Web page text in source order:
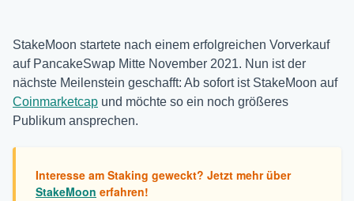
StakeMoon startete nach einem erfolgreichen Vorverkauf
auf PancakeSwap Mitte November 2021. Nun ist der
nächste Meilenstein geschafft: Ab sofort ist StakeMoon auf
Coinmarketcap und möchte so ein noch größeres
Publikum ansprechen.
Interesse am Staking geweckt? Jetzt mehr über
StakeMoon erfahren!